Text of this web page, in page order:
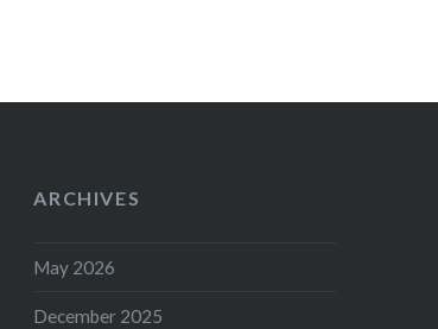
ARCHIVES
May 2026
December 2025